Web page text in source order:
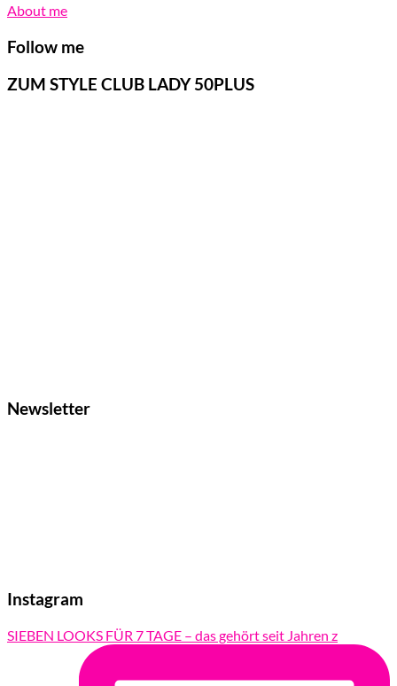
About me
Follow me
ZUM STYLE CLUB LADY 50PLUS
Newsletter
Instagram
SIEBEN LOOKS FÜR 7 TAGE – das gehört seit Jahren z